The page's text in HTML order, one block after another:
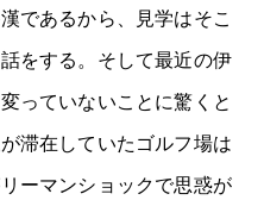
であるから、見学はそこ
をする。そして最近の伊
っていないことに驚くと
滞在していたゴルフ場は
ーマンショックで思惑が